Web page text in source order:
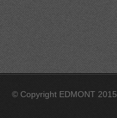
© Copyright EDMONT 2015